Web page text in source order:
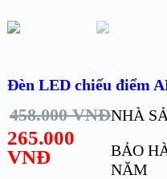
Đèn LED chiếu điểm
458.000VNĐ
265.000
VNĐ
NHÀ
BẢO
NĂM